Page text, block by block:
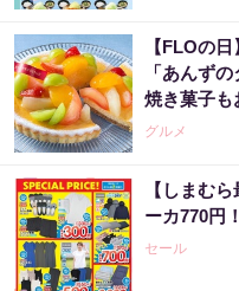
【FLOの
「あんず
焼き菓子も
グルメ
【しまむ
ーカ770円
セール